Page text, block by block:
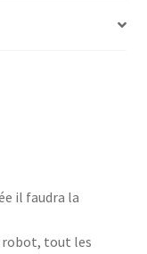
il faudra la
robot, tout les